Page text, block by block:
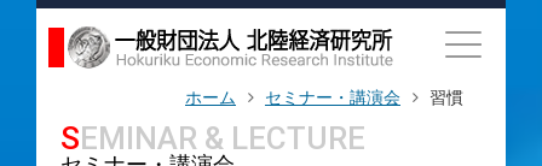
ホーム セミナー・講演会 習慣
SEMINAR & LECTURE